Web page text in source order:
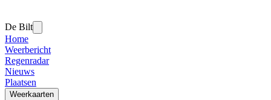
De Bilt
Home
Weerbericht
Regenradar
Nieuws
Plaatsen
Weerkaarten